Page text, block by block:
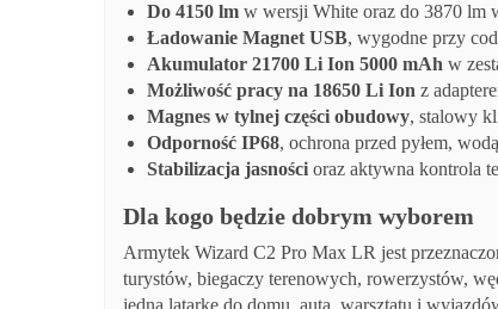
Do 4150 lm w wersji White oraz do 3870 lm
Ładowanie Magnet USB, wygodne przy
Akumulator 21700 Li Ion 5000 mAh w
Możliwość pracy na 18650 Li Ion z
Magnes w tylnej części obudowy, stalowy
Odporność IP68, ochrona przed pyłem,
Stabilizacja jasności oraz aktywna kontrola
Dla kogo będzie dobrym wyborem
Armytek Wizard C2 Pro Max LR jest
turystów, biegaczy terenowych, rowerzystów,